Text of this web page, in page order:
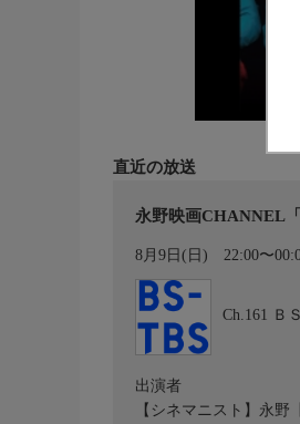
直近の放送
永野映画CHANNEL
8月9日(日) 22:00〜
Ch.161
Ｂ
出演者
【シネマニスト】永